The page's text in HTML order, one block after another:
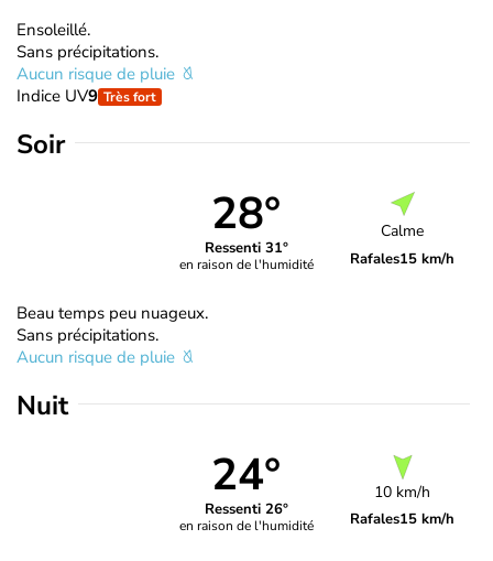
Ensoleillé.
Sans précipitations.
Aucun risque de pluie
Indice UV9 Très fort
Soir
28°
Ressenti 31°
en raison de l'humidité
Calme
Rafales15 km/h
Beau temps peu nuageux.
Sans précipitations.
Aucun risque de pluie
Nuit
24°
Ressenti 26°
en raison de l'humidité
10 km/h
Rafales15 km/h